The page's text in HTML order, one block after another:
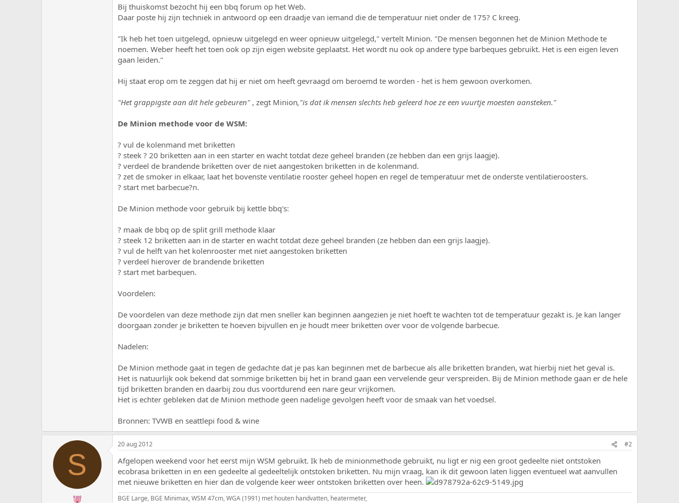
Bij thuiskomst bezocht hij een bbq forum op het Web.
Daar poste hij zijn techniek in antwoord op een draadje van iemand die de temperatuur niet onder de 175? C kreeg.
"Ik heb het toen uitgelegd, opnieuw uitgelegd en weer opnieuw uitgelegd," vertelt Minion. "De mensen begonnen het de Minion Methode te
noemen. Weber heeft het toen ook op zijn eigen website geplaatst. Het wordt nu ook op andere type barbeques gebruikt. Het is een eigen leven
gaan leiden."
Hij staat erop om te zeggen dat hij er niet om heeft gevraagd om beroemd te worden - het is hem gewoon overkomen.
"Het grappigste aan dit hele gebeuren" , zegt Minion,"is dat ik mensen slechts heb geleerd hoe ze een vuurtje moesten aansteken."
De Minion methode voor de WSM:
? vul de kolenmand met briketten
? steek ? 20 briketten aan in een starter en wacht totdat deze geheel branden (ze hebben dan een grijs laagje).
? verdeel de brandende briketten over de niet aangestoken briketten in de kolenmand.
? zet de smoker in elkaar, laat het bovenste ventilatie rooster geheel hopen en regel de temperatuur met de onderste ventilatieroosters.
? start met barbecue?n.
De Minion methode voor gebruik bij kettle bbq's:
? maak de bbq op de split grill methode klaar
? steek 12 briketten aan in de starter en wacht totdat deze geheel branden (ze hebben dan een grijs laagje).
? vul de helft van het kolenrooster met niet aangestoken briketten
? verdeel hierover de brandende briketten
? start met barbequen.
Voordelen:
De voordelen van deze methode zijn dat men sneller kan beginnen aangezien je niet hoeft te wachten tot de temperatuur gezakt is. Je kan langer
doorgaan zonder je briketten te hoeven bijvullen en je houdt meer briketten over voor de volgende barbecue.
Nadelen:
De Minion methode gaat in tegen de gedachte dat je pas kan beginnen met de barbecue als alle briketten branden, wat hierbij niet het geval is.
Het is natuurlijk ook bekend dat sommige briketten bij het in brand gaan een vervelende geur verspreiden. Bij de Minion methode gaan er de hele
tijd briketten branden en daarbij zou dus voortdurend een nare geur vrijkomen.
Het is echter gebleken dat de Minion methode geen nadelige gevolgen heeft voor de smaak van het voedsel.
Bronnen: TVWB en seattlepi food & wine
S
20 aug 2012 #2
Afgelopen weekend voor het eerst mijn WSM gebruikt. Ik heb de minionmethode gebruikt, nu ligt er nig een groot gedeelte niet ontstoken
ecobrasa briketten in en een gedeelte al gedeeltelijk ontstoken briketten. Nu mijn vraag, kan ik dit gewoon laten liggen eventueel wat aanvullen
met nieuwe briketten en hier dan de volgende keer weer ontstoken briketten over heen.
BGE Large, BGE Minimax, WSM 47cm, WGA (1991) met houten handvatten, heatermeter,